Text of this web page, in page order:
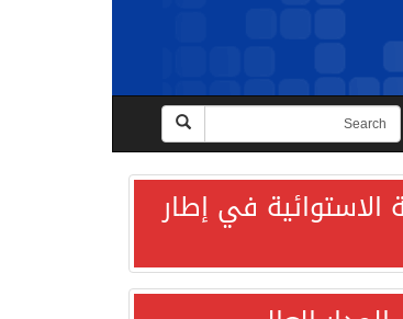
الاستوائية في إطار